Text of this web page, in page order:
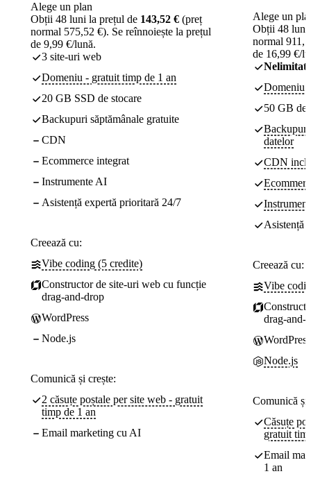
Alege un plan
Obții 48 luni la prețul de 143,52 € (preț
normal 575,52 €). Se reînnoiește la prețul
de 9,99 €/lună.
3 site-uri web
Domeniu - gratuit timp de 1 an
20 GB SSD de stocare
Backupuri săptămânale gratuite
CDN
Ecommerce integrat
Instrumente AI
Asistență expertă prioritară 24/7
Creează cu:
Vibe coding (5 credite)
Constructor de site-uri web cu funcție
drag-and-drop
WordPress
Node.js
Comunică și crește:
2 căsuțe poștale per site web - gratuit
timp de 1 an
Email marketing cu AI
Alege un
Obții 48 luni
normal
de 16,99 €/
Nelimitat
Domeniu
50 GB de
Backupuri
datelor
CDN
Asistență
Creează cu:
Vibe
drag-and-
WordPress
Node.js
Comunică și
Căsuțe
gratuit
Email
1 an